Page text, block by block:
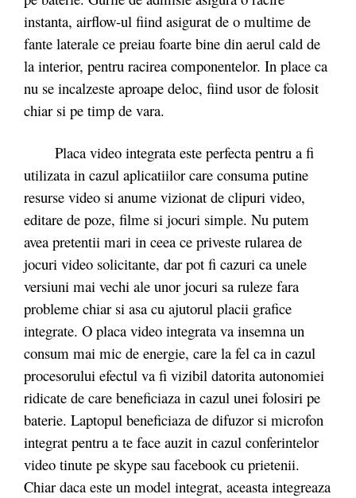
instanta, airflow-ul fiind asigurat de o multime de
fante laterale ce preiau foarte bine din aerul cald de
la interior, pentru racirea componentelor. In place ca
nu se incalzeste aproape deloc, fiind usor de folosit
chiar si pe timp de vara.
Placa video integrata este perfecta pentru a fi
utilizata in cazul aplicatiilor care consuma putine
resurse video si anume vizionat de clipuri video,
editare de poze, filme si jocuri simple. Nu putem
avea pretentii mari in ceea ce priveste rularea de
jocuri video solicitante, dar pot fi cazuri ca unele
versiuni mai vechi ale unor jocuri sa ruleze fara
probleme chiar si asa cu ajutorul placii grafice
integrate. O placa video integrata va insemna un
consum mai mic de energie, care la fel ca in cazul
procesorului efectul va fi vizibil datorita autonomiei
ridicate de care beneficiaza in cazul unei folosiri pe
baterie. Laptopul beneficiaza de difuzor si microfon
integrat pentru a te face auzit in cazul conferintelor
video tinute pe skype sau facebook cu prietenii.
Chiar daca este un model integrat, aceasta integreaza